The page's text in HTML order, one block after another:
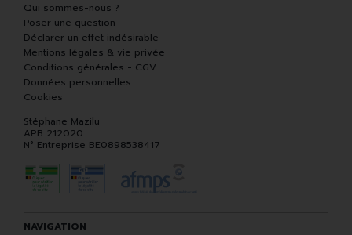
Qui sommes-nous ?
Poser une question
Déclarer un effet indésirable
Mentions légales & vie privée
Conditions générales - CGV
Données personnelles
Cookies
Stéphane Mazilu
APB 212020
N° Entreprise BE0898538417
NAVIGATION